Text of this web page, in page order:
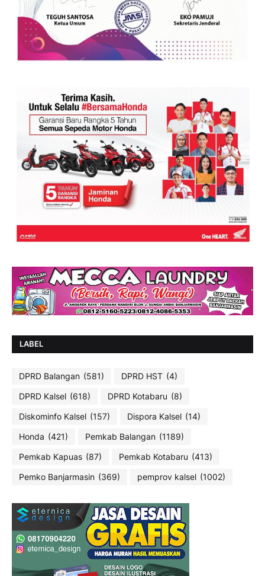
LABEL
DPRD Balangan (581) DPRD HST (4)
DPRD Kalsel (618) DPRD Kotabaru (8)
Diskominfo Kalsel (157) Dispora Kalsel (14)
Honda (421) Pemkab Balangan (1189)
Pemkab Kapuas (87) Pemkab Kotabaru (413)
Pemko Banjarmasin (369) pemprov kalsel (1002)